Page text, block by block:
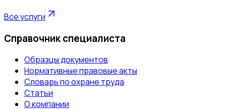
Все услуги
Справочник специалиста
Образцы документов
Нормативные правовые акты
Словарь по охране труда
Статьи
О компании